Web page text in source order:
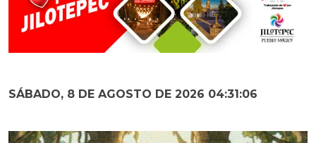
SÁBADO, 8 DE AGOSTO DE 2026 04:31:07